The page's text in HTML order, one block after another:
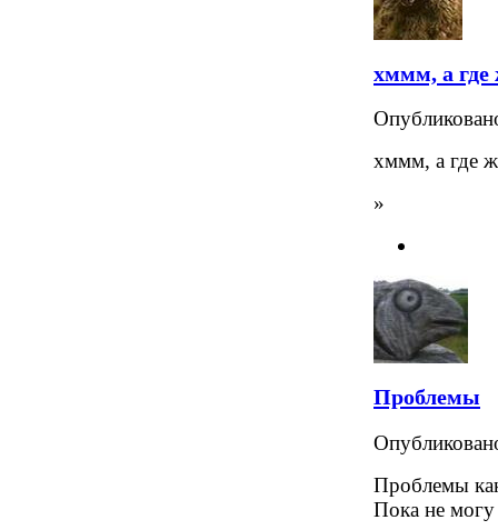
хммм, а где
хммм, а где
»
Проблемы
Проблемы
Пока не